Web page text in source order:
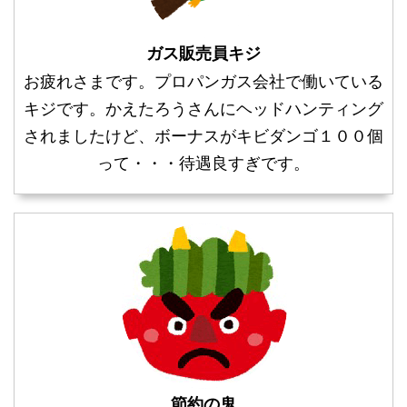
ガス販売員キジ
お疲れさまです。プロパンガス会社で働いている
キジです。かえたろうさんにヘッドハンティング
されましたけど、ボーナスがキビダンゴ１００個
って・・・待遇良すぎです。